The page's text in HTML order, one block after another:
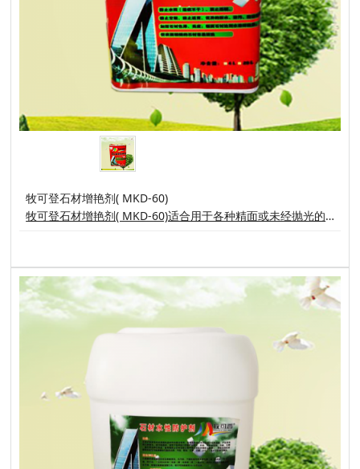
牧可登石材增艳剂( MKD-60)
牧可登石材增艳剂( MKD-60)适合用于各种精面或未经抛光的石材表面，( 如:火烧面、荔枝面、水洗石、菠萝面)能在石材表面形成湿样高亮度防护膜。不但能加深、增亮石材色泽和天然纹理，而且能够隔绝水和其它污染源侵蚀石材，避免石材受到水和油污的损害而形成难以清洗的斑痕。